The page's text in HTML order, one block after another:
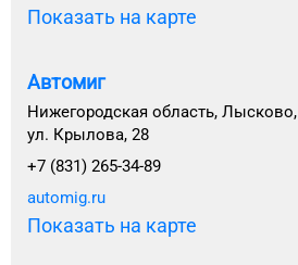
Показать на карте
Автомиг
Нижегородская область, Лысково,
ул. Крылова, 28
+7 (831) 265-34-89
automig.ru
Показать на карте